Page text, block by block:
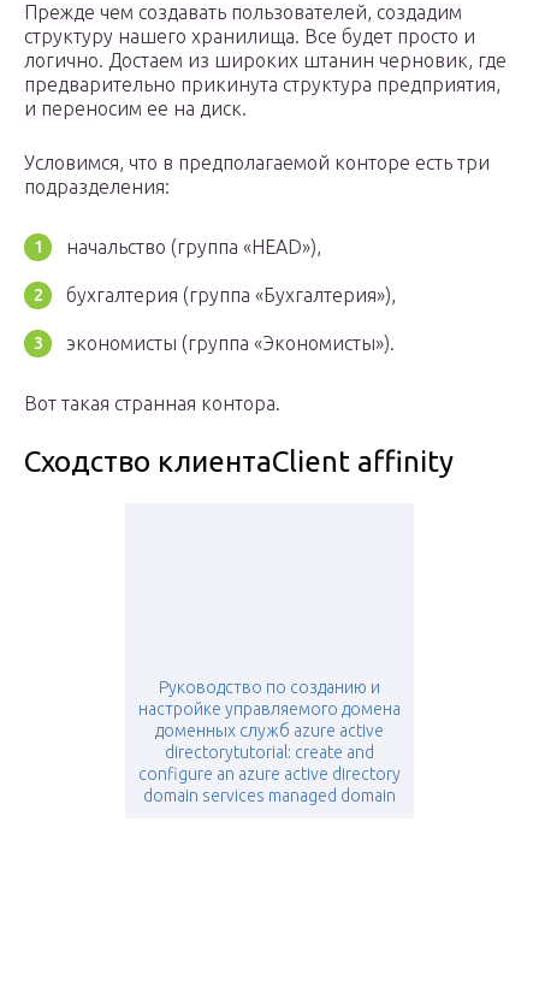
Прежде чем создавать пользователей, создадим
структуру нашего хранилища. Все будет просто и
логично. Достаем из широких штанин черновик, где
предварительно прикинута структура предприятия,
и переносим ее на диск.
Условимся, что в предполагаемой конторе есть три
подразделения:
начальство (группа «HEAD»),
бухгалтерия (группа «Бухгалтерия»),
экономисты (группа «Экономисты»).
Вот такая странная контора.
Сходство клиентаClient affinity
Руководство по созданию и
настройке управляемого домена
доменных служб azure active
directorytutorial: create and
configure an azure active directory
domain services managed domain